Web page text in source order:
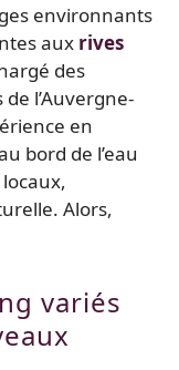
environnants
aux rives
des
l’Auvergne-
en
bord de l’eau
Alors,
variés